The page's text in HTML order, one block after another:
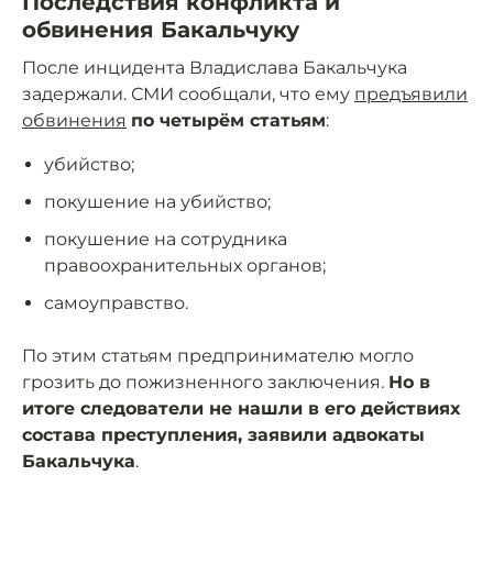
обвинения Бакальчуку
После инцидента Владислава Бакальчука
задержали. СМИ сообщали, что ему предъявили
обвинения по четырём статьям:
убийство;
покушение на убийство;
покушение на сотрудника
правоохранительных органов;
самоуправство.
По этим статьям предпринимателю могло
грозить до пожизненного заключения. Но в
итоге следователи не нашли в его действиях
состава преступления, заявили адвокаты
Бакальчука.